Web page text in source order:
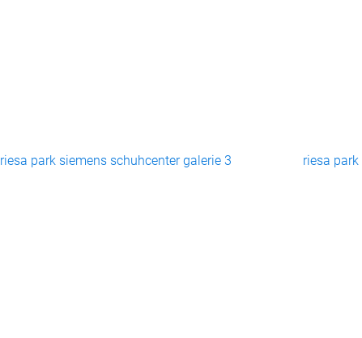
riesa park siemens schuhcenter galerie 3 riesa